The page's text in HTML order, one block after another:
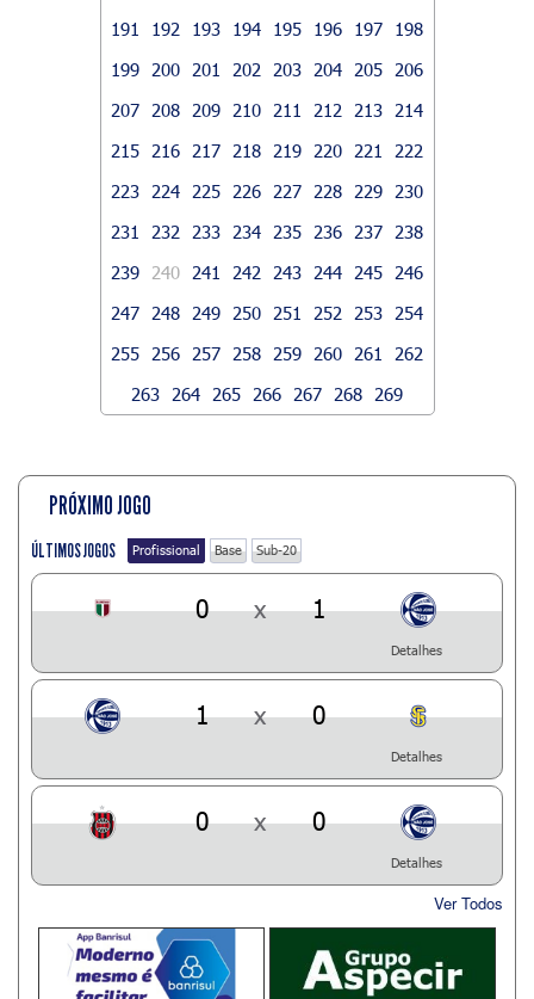
191
192 193 194 195 196 197
198
199
200 201 202 203 204 205
206
207
208 209 210 211 212 213
214
215
216 217 218 219 220 221
222
223
224 225 226 227 228 229
230
231
232 233 234 235 236 237
238
239
240 241 242 243 244 245
246
247
248 249 250 251 252 253
254
255
256 257 258 259 260 261
262
263
264 265 266 267 268 269
PRÓXIMO JOGO
ÚLTIMOS JOGOS Profissional Base Sub-20
0 x 1
Detalhes
1 x 0
Detalhes
0 x 0
Detalhes
Ver Todos